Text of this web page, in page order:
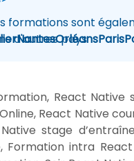
NantesOrléansParis
formations sont
d'autres pays
React
React Native
stage
intra